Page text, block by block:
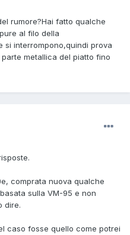
rumore?Hai fatto qualche
al filo della
si interrompono,quindi prova
metallica del piatto fino
comprata nuova qualche
sulla VM-95 e non
dire.
caso fosse quello come potrei